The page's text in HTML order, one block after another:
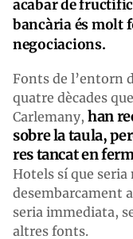
acabar de
bancària és molt
negociacions.
Fonts de l’entorn
quatre dècades
Carlemany, han
sobre la taula,
res tancat en
Hotels sí que
desembarcament
seria immediata,
altres fonts.